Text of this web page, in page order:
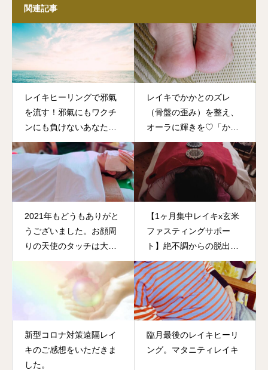
関連記事
レイキヒーリングで邪氣
を流す！邪氣にもワクチ
ンにも負けないあなたに
♡
レイキでかかとのズレ
（骨盤の歪み）を整え、
オーラに輝きを♡「かか
と測定」はじめました♡
2021年もどうもありがと
うございました。お顔周
りの天使のタッチは大好
評いただきました♡
【1ヶ月集中レイキx玄米
ファスティングサポー
ト】絶不調からの脱出！
30年歴の頭痛薬よ、いざ
さらば！
新型コロナ対策遠隔レイ
キのご感想をいただきま
した。
臨月最後のレイキヒーリ
ング。マタニティレイキ